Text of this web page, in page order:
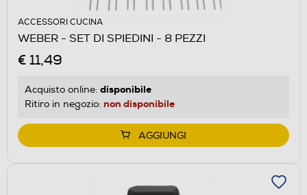
ACCESSORI CUCINA
WEBER - SET DI SPIEDINI - 8 PEZZI
€ 11,49
Acquisto online: disponibile
Ritiro in negozio: non disponibile
AGGIUNGI